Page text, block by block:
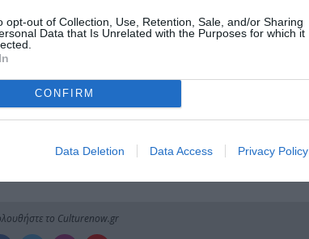
opt-out of Collection, Use, Retention, Sale, and/or Sharing
Data that Is Unrelated with the Purposes for which it
CONFIRM
Data Deletion Data Access Privacy Policy
ΔΡΑΣΤΗΡΙΟΤΗΤΕΣ ΓΙΑ ΠΑΙΔΙΑ
ΓΙΑ ΠΑΙΔΙΑ
και τον Πολιτισμό!
το Culturenow.gr